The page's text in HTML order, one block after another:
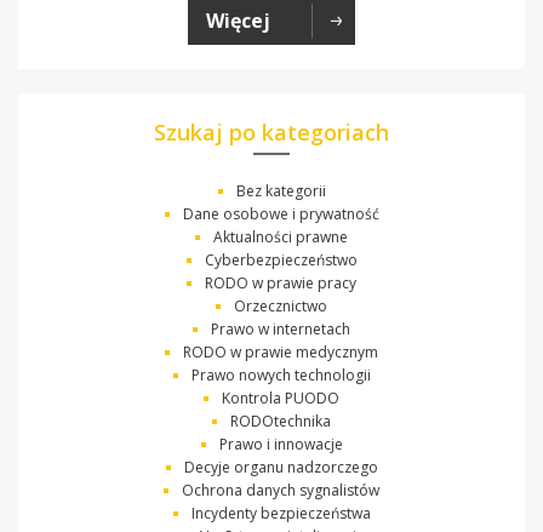
Więcej
Szukaj po kategoriach
Bez kategorii
Dane osobowe i prywatność
Aktualności prawne
Cyberbezpieczeństwo
RODO w prawie pracy
Orzecznictwo
Prawo w internetach
RODO w prawie medycznym
Prawo nowych technologii
Kontrola PUODO
RODOtechnika
Prawo i innowacje
Decyje organu nadzorczego
Ochrona danych sygnalistów
Incydenty bezpieczeństwa